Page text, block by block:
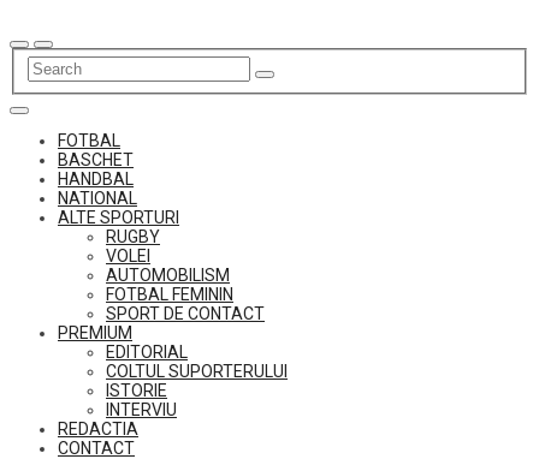
to
content
FOTBAL
BASCHET
HANDBAL
NATIONAL
ALTE SPORTURI
RUGBY
VOLEI
AUTOMOBILISM
FOTBAL FEMININ
SPORT DE CONTACT
PREMIUM
EDITORIAL
COLTUL SUPORTERULUI
ISTORIE
INTERVIU
REDACTIA
CONTACT